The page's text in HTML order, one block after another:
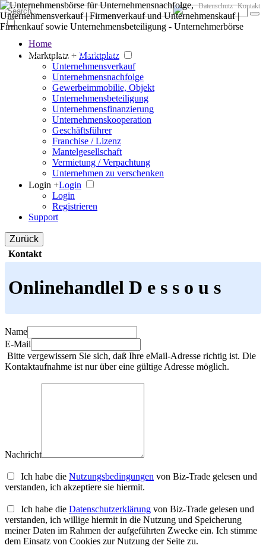
Der große Marktplatz für Unternehmen
Datenschutz Kontakt
Home
Marktplatz + Marktplatz
Unternehmensverkauf
Unternehmensnachfolge
Gewerbeimmobilie, Objekt
Unternehmensbeteiligung
Unternehmensfinanzierung
Unternehmenskooperation
Geschäftsführer
Franchise / Lizenz
Mantelgesellschaft
Vermietung / Verpachtung
Unternehmen zu verschenken
Login +Login
Login
Registrieren
Support
Zurück
Kontakt
Onlinehandlel D e s s o u s
Name
E-Mail
Bitte vergewissern Sie sich, daß Ihre eMail-Adresse richtig ist. Die
Kontaktaufnahme ist nur über eine gültige Adresse möglich.
Nachricht
Ich habe die Nutzungsbedingungen von Biz-Trade gelesen und
verstanden, ich akzeptiere sie hiermit.
Ich habe die Datenschutzerklärung von Biz-Trade gelesen und
verstanden, ich willige hiermit in die Nutzung und Speicherung
meiner Daten im Rahmen der aufgeführten Zwecke ein. Ich stimme
dem Einsatz von Cookies zur Nutzung der Seite zu.